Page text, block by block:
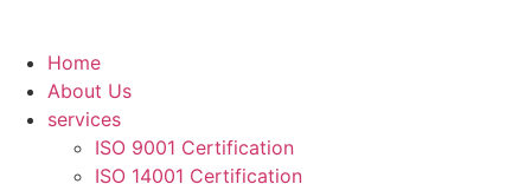
Home
About Us
services
ISO 9001 Certification
ISO 14001 Certification